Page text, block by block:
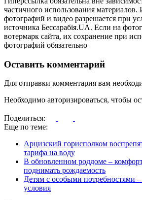
частичного использования материалов.
фотографий и видео разрешается при
источника Бессарабія.UA. Если на
вотермарк сайта, их сохранение при
фотографий обязательно
Оставить комментарий
Для отправки комментария вам
Необходимо авторизироваться, чтобы
Поделиться:
Еще по теме:
Арцизский горисполком
тарифа на воду
В обновленном роддоме –
поднимать рождаемость
Детям с особыми потребностями
условия